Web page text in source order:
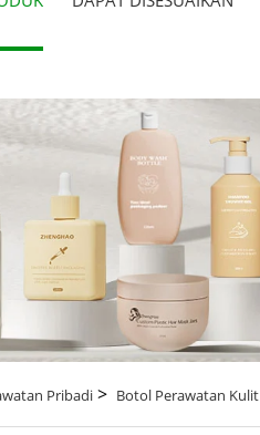
Pribadi > Botol Perawatan Kulit